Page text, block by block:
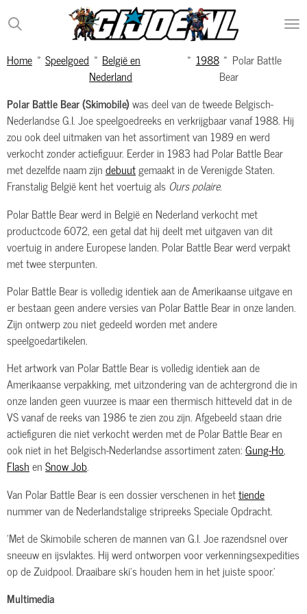
Ga
direct
de
Home » Speelgoed » België en
Nederland
» 1988 » Polar Battle
Bear
Polar Battle Bear (Skimobile)was deel van de tweede Belgisch-
Nederlandse G.I. Joe speelgoedreeks en verkrijgbaar vanaf 1988. Hij
zou ook deel uitmaken van het assortiment van 1989 en werd
verkocht zonder actiefiguur. Eerder in 1983 had Polar Battle Bear
met dezelfde naam zijndebuutgemaakt in de Verenigde Staten.
Franstalig België kent het voertuig als Ours polaire.
Polar Battle Bear werd in België en Nederland verkocht met
productcode 6072, een getal dat hij deelt met uitgaven van dit
voertuig in andere Europese landen. Polar Battle Bear werd verpakt
met twee sterpunten.
Polar Battle Bear is volledig identiek aan de Amerikaanse uitgave en
er bestaan geen andere versies van Polar Battle Bear in onze landen.
Zijn ontwerp zou niet gedeeld worden met andere
speelgoedartikelen.
Het artwork van Polar Battle Bear is volledig identiek aan de
Amerikaanse verpakking, met uitzondering van de achtergrond die in
onze landen geen vuurzee is maar een thermisch hitteveld dat in de
VS vanaf de reeks van 1986 te zien zou zijn. Afgebeeld staan drie
actiefiguren die niet verkocht werden met de Polar Battle Bear en
ook niet in het Belgisch-Nederlandse assortiment zaten:Gung-Ho,
FlashenSnow Job.
Van Polar Battle Bear is een dossier verschenen in hettiende
nummer van de Nederlandstalige stripreeks Speciale Opdracht.
'Met de Skimobile scheren de mannen van G.I. Joe razendsnel over
sneeuw en ijsvlaktes. Hij werd ontworpen voor verkenningsexpedities
op de Zuidpool. Draaibare ski's houden hem in het juiste spoor.'
Multimedia